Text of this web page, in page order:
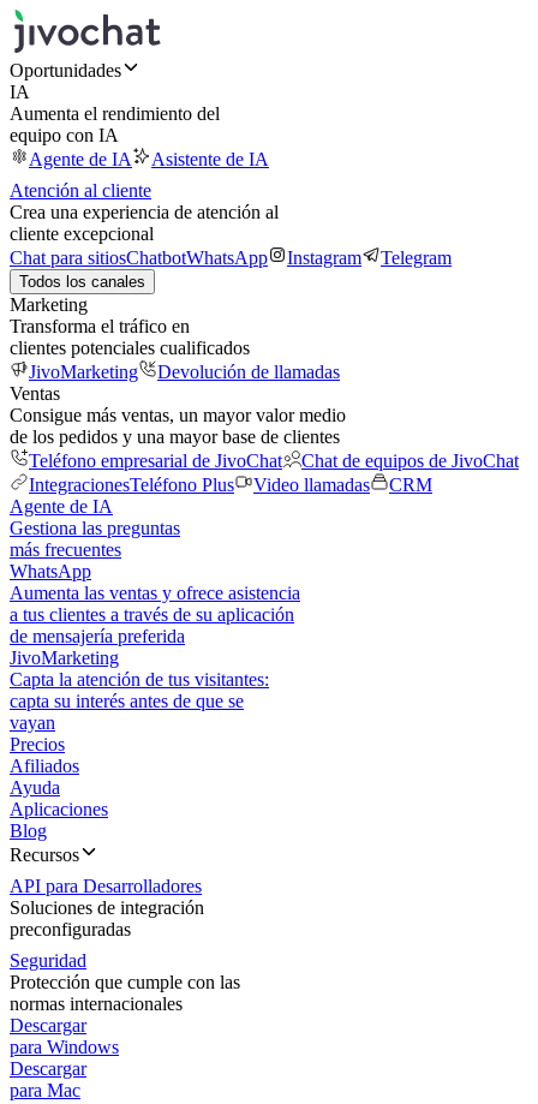
Oportunidades
IA
Aumenta el rendimiento del
equipo con IA
Agente de IA
Asistente de IA
Atención al cliente
Crea una experiencia de atención al
cliente excepcional
Chat para sitiosChatbotWhatsApp Instagram Telegram
Todos los canales
Marketing
Transforma el tráfico en
clientes potenciales cualificados
JivoMarketing
Devolución de llamadas
Ventas
Consigue más ventas, un mayor valor medio
de los pedidos y una mayor base de clientes
Teléfono empresarial de JivoChat
Chat de equipos de JivoChat
IntegracionesTeléfono Plus Video llamadas
CRM
Agente de IA
Gestiona las preguntas
más frecuentes
WhatsApp
Aumenta las ventas y ofrece asistencia
a tus clientes a través de su aplicación
de mensajería preferida
JivoMarketing
Capta la atención de tus visitantes:
capta su interés antes de que se
vayan
Precios
Afiliados
Ayuda
Aplicaciones
Blog
Recursos
API para Desarrolladores
Soluciones de integración
preconfiguradas
Seguridad
Protección que cumple con las
normas internacionales
Descargar
para Windows
Descargar
para Mac